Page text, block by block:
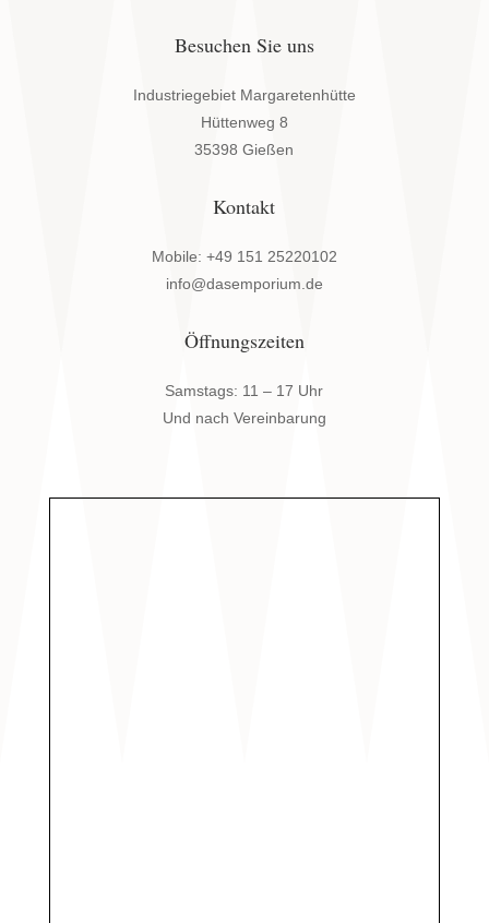
Besuchen Sie uns
Industriegebiet Margaretenhütte
Hüttenweg 8
35398 Gießen
Kontakt
Mobile: +49 151 25220102
info@dasemporium.de
Öffnungszeiten
Samstags: 11 – 17 Uhr
Und nach Vereinbarung